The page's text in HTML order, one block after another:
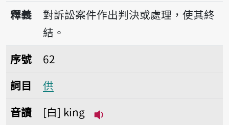
播放音讀kiat-àn
釋義
對訴訟案件作出判決或處理，使其終
結。
序號62供
序號
62
詞目
供
音讀
白 king